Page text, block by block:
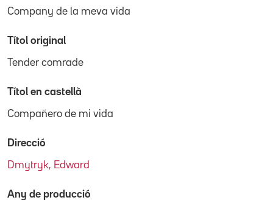
Company de la meva vida
Títol original
Tender comrade
Títol en castellà
Compañero de mi vida
Direcció
Dmytryk, Edward
Any de producció